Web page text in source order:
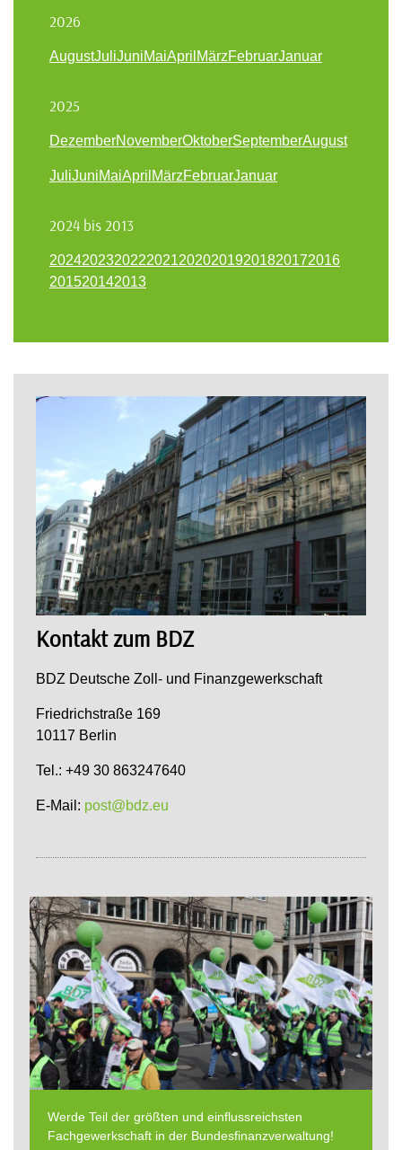
2026
AugustJuliJuniMaiApril MärzFebruarJanuar
2025
DezemberNovemberOktoberSeptemberAugust
JuliJuniMaiApril MärzFebruarJanuar
2024 bis 2013
202420232022202120202019201820172016
201520142013
Kontakt zum BDZ
BDZ Deutsche Zoll- und Finanzgewerkschaft
Friedrichstraße 169
10117 Berlin
Tel.: +49 30 863247640
E-Mail: post@bdz.eu
Werde Teil der größten und einflussreichsten
Fachgewerkschaft in der Bundesfinanzverwaltung!